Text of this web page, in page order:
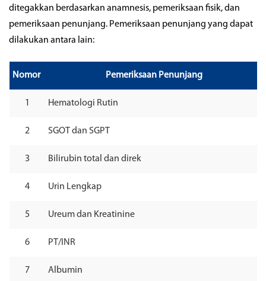
ditegakkan berdasarkan anamnesis, pemeriksaan fisik, dan
pemeriksaan penunjang. Pemeriksaan penunjang yang dapat
dilakukan antara lain:
Nomor Pemeriksaan Penunjang
1 Hematologi Rutin
2 SGOT dan SGPT
3 Bilirubin total dan direk
4 Urin Lengkap
5 Ureum dan Kreatinine
6 PT/INR
7 Albumin